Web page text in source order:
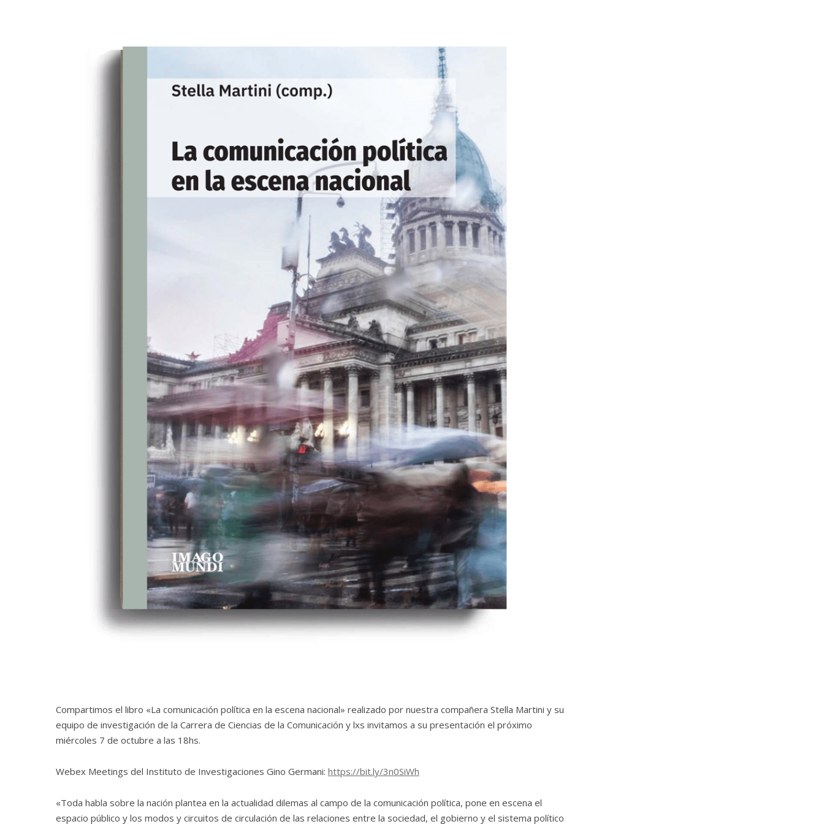
Compartimos el libro «La comunicación política en la escena nacional» realizado por nuestra compañera Stella Martini y su
equipo de investigación de la Carrera de Ciencias de la Comunicación y lxs invitamos a su presentación el próximo
miércoles 7 de octubre a las 18hs.
Webex Meetings del Instituto de Investigaciones Gino Germani: https://bit.ly/3n0SiWh
«Toda habla sobre la nación plantea en la actualidad dilemas al campo de la comunicación política, pone en escena el
espacio público y los modos y circuitos de circulación de las relaciones entre la sociedad, el gobierno y el sistema político